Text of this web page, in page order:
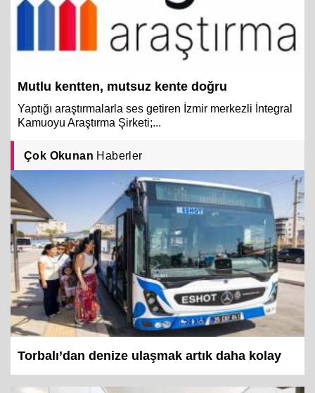
Mutlu kentten, mutsuz kente doğru
Yaptığı araştırmalarla ses getiren İzmir merkezli İntegral
Kamuoyu Araştırma Şirketi;...
Çok Okunan Haberler
Torbalı’dan denize ulaşmak artık daha kolay